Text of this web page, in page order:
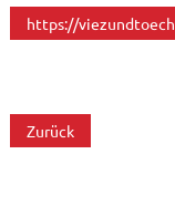
https://
Zurück